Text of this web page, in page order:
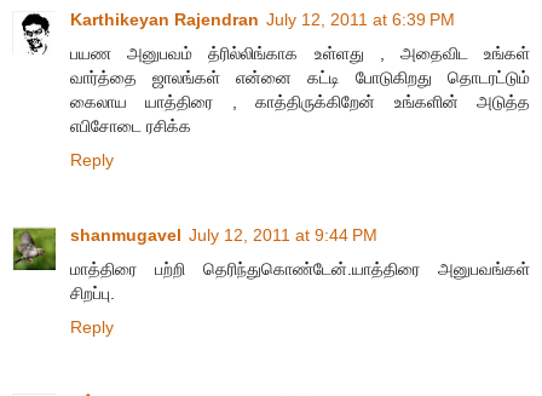
Karthikeyan Rajendran July 12, 2011 at 6:39 PM
பயண அனுபவம் த்ரில்லிங்காக உள்ளது , அதைவிட உங்கள்
வார்த்தை ஜாலங்கள் என்னை கட்டி போடுகிறது தொடரட்டும்
கைலாய யாத்திரை , காத்திருக்கிறேன் உங்களின் அடுத்த
எபிசோடை ரசிக்க
Reply
shanmugavel July 12, 2011 at 9:44 PM
மாத்திரை பற்றி தெரிந்துகொண்டேன்.யாத்திரை அனுபவங்கள்
சிறப்பு.
Reply